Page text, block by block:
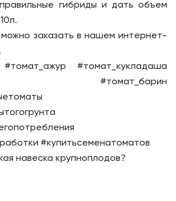
гибриды и дать объем
заказать в нашем интернет-
.
#томат_кукладаша
#томат_барин
#купитьсеменатоматов
навеска крупноплодов?